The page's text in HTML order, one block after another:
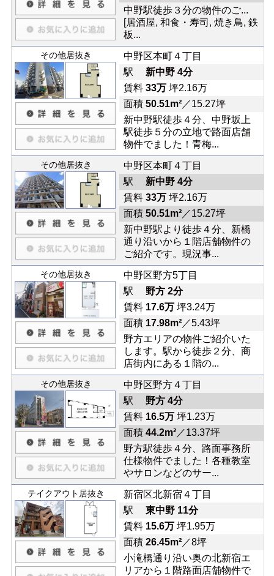
中野駅徒歩３分の物件のご...
[居酒屋, 和食・寿司, 焼き鳥, 鉄
板...
その他居抜き
中野区本町４丁目
駅 新中野 4分
賃料 33万坪2.16万
面積 50.51m²／15.27坪
新中野駅徒歩４分、中野坂上
駅徒歩５分の立地で路面店舗
物件でました！青梅...
その他居抜き
中野区本町４丁目
駅 新中野 4分
賃料 33万坪2.16万
面積 50.51m²／15.27坪
新中野駅より徒歩４分、新橋
通り沿いから１階店舗物件の
ご紹介です。現況事...
その他居抜き
中野区野方5丁目
駅 野方 2分
賃料 17.6万坪3.24万
面積 17.98m²／5.43坪
野方エリアの物件ご紹介いた
します。駅から徒歩２分、商
店街内にある１階の...
その他居抜き
中野区野方４丁目
駅 野方 4分
賃料 16.5万坪1.23万
面積 44.2m²／13.37坪
野方駅徒歩４分、路面事務所
仕様物件でました！各種教室
やサロンなどのサー...
テイクアウト居抜き
新宿区北新宿４丁目
駅 東中野 11分
賃料 15.6万坪1.95万
面積 26.45m²／8坪
小滝橋通り沿い奥の北新宿エ
リアから１階路面店舗物件で